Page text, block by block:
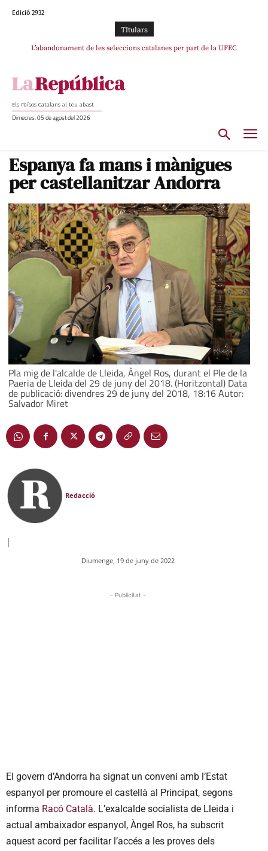
Edició 2932
TItulars
L’abandonament de les seleccions catalanes per part de la UFEC
Els Països Catalans al teu abast
Dimecres, 05 de agost del 2026
Espanya fa mans i mànigues
per castellanitzar Andorra
Pla mig de l'alcalde de Lleida, Àngel Ros, durant el Ple de la
Paeria de Lleida del 29 de juny del 2018. (Horitzontal) Data
de publicació: divendres 29 de juny del 2018, 18:16 Autor:
Salvador Miret
Redacció
|
Diumenge, 19 de juny de 2022
- Publicitat -
El govern d’Andorra ha signat un conveni amb l’Estat
espanyol per promoure el castellà al Principat, segons
informa Racó Català. L’exalcalde socialista de Lleida i
actual ambaixador espanyol, Àngel Ros, ha subscrit
aquest acord per facilitar l’accés a les proves dels